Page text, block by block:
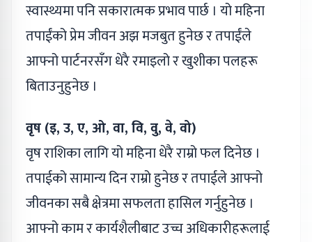
स्वास्थ्यमा पनि सकारात्मक प्रभाव पार्छ । यो महिना
तपाईंको प्रेम जीवन अझ मजबुत हुनेछ र तपाईंले
आफ्नो पार्टनरसँग धेरै रमाइलो र खुशीका पलहरू
बिताउनुहुनेछ ।
वृष (इ, उ, ए, ओ, वा, वि, वु, वे, वो)
वृष राशिका लागि यो महिना धेरै राम्रो फल दिनेछ ।
तपाईको सामान्य दिन राम्रो हुनेछ र तपाईले आफ्नो
जीवनका सबै क्षेत्रमा सफलता हासिल गर्नुहुनेछ ।
आफ्नो काम र कार्यशैलीबाट उच्च अधिकारीहरूलाई